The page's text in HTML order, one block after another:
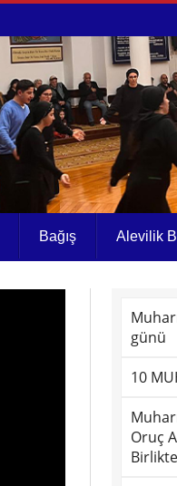
Bağış Alevilik
günü
10
Oruç